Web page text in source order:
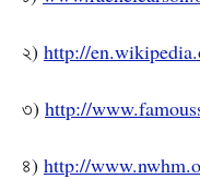
২) http://
৩) http://
৪) http://